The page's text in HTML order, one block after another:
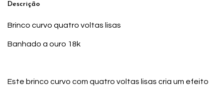
Descrição
Brinco curvo quatro voltas lisas
Banhado a ouro 18k
Este brinco curvo com quatro voltas lisas cria um efeito